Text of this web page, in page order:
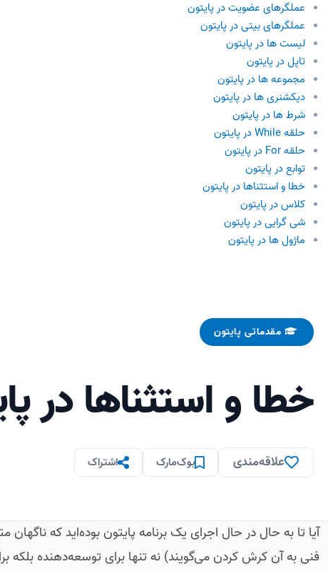
عملگرهای عضویت در پایتون
عملگرهای بیتی در پایتون
لیست‌ ها در پایتون
تاپل‌ در پایتون
مجموعه ها در پایتون
دیکشنری ها در پایتون
شرط ها در پایتون
حلقه While در پایتون
حلقه For در پایتون
توابع در پایتون
خطا و استثناها در پایتون
کلاس در پایتون
شی گرایی در پایتون
ماژول ها در پایتون
مقدماتی پایتون
خطا و استثناها در
علاقه‌مندی بوک‌مارک اشتراک
آیا تا به حال در حال اجرای یک برنامه پایتون بوده‌اید که
فنی به آن کرش کردن می‌گویند) نه تنها برای توسعه‌دهنده بلکه